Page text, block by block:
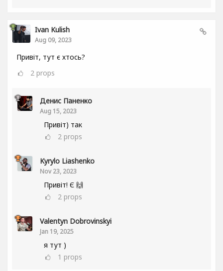
Ivan Kulish
Aug 09, 2023
Привіт, тут є хтось?
2 props
Денис Паненко
Aug 15, 2023
Привіт) так
2 props
Kyrylo Liashenko
Nov 23, 2023
Привіт! Є 🙌
2 props
Valentyn Dobrovinskyi
Jan 19, 2025
я тут )
1 props